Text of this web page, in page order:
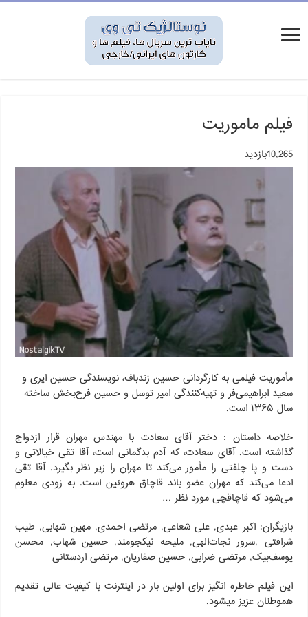
فیلم ماموریت
10,265بازدید
مأموریت فیلمی به کارگردانی حسین زندباف، نویسندگی حسین ایری و
سعید ابراهیمی‌فر و تهیه‌کنندگی امیر توسل و حسین فرح‌بخش ساخته
سال ۱۳۶۵ است.
خلاصه داستان : دختر آقای سعادت با مهندس مهران قرار ازدواج
گذاشته است. آقای سعادت، که آدم بدگمانی است، آقا تقی خیالاتی و
دست و پا چلفتی را مأمور می‌کند تا مهران را زیر نظر بگیرد. آقا تقی
ادعا می‌کند که مهران عضو باند قاچاق هروئین است. به زودی معلوم
می‌شود که قاچاقچی مورد نظر …
بازیگران: اکبر عبدی, علی شعاعی, مرتضی احمدی, مهین شهابی, طیب
شرافتی ,سرور نجات‌الهی, ملیحه نیکجومند, حسین شهاب, محسن
یوسف‌بیک, مرتضی ضرابی, حسین صفاریان, مرتضی اردستانی
این فیلم خاطره انگیز برای اولین بار در اینترنت با کیفیت عالی تقدیم
هموطنان عزیز میشود.